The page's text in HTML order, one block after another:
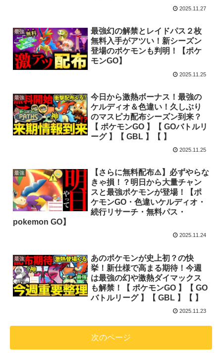
2025.11.27
最強
最強幻の解禁とレイドパス２枚
無料入手がアツい！新シーズン
登場のポケモンも判明！【ポケ
モンGO】
2025.11.25
最強
今日から激熱ボーナス！最強の
ケルディオ＆色違い！久しぶり
のマスピカ配布シーズン到来？
【 ポケモンGO 】【 GOバトルリ
ーグ 】【 GBL 】【 】
2025.11.25
最強
【さらに無料配布⚠️】必ずやらな
きゃ損！？明日から大量チャン
スと最強ポケモンが登場！【ポ
ケモンGO・色違いケルディオ・
続行リサーチ・無料パス・
pokemon GO】
2025.11.24
最強
あのポケモンが史上初？の快
挙！新仕様で高まる期待！今週
は最強の幻や激熱ダイマックス
も解禁！【 ポケモンGO 】【 GO
バトルリーグ 】【 GBL 】【 】
2025.11.23
次のページ